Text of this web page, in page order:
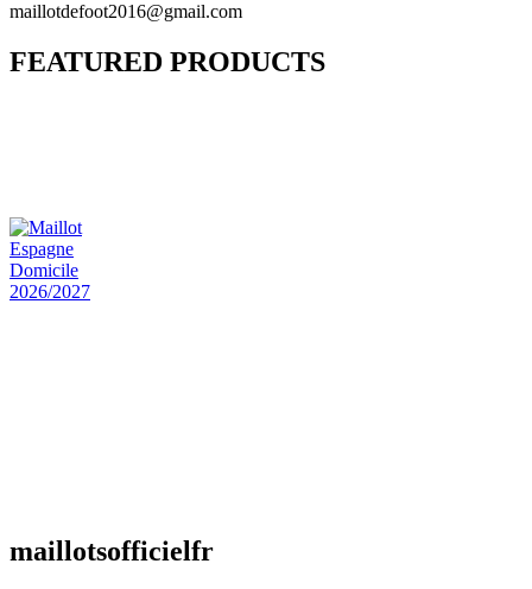
maillotdefoot2016@gmail.com
FEATURED PRODUCTS
maillotsofficielfr